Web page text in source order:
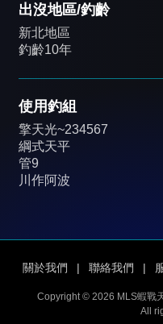
出沒地區/釣齡
新北地區
釣齡10年
使用釣組
擎天光~234567
綱式天平
管9
川作阿波
關於我們 | 聯絡我們 |
Copyright © 2026 MLS蝦戰
All